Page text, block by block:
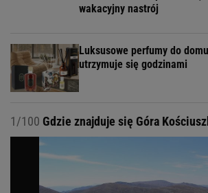
wakacyjny nastrój
Luksusowe perfumy do
utrzymuje się godzinami
1/100 Gdzie znajduje się Góra